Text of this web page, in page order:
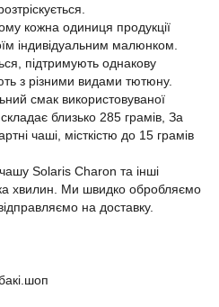
кожна одиниця продукції
індивідуальним малюнком.
підтримують однакову
з різними видами тютюну.
смак використовуваної
близько 285 грамів, За
чаші, місткістю до 15 грамів
Solaris Charon та інші
хвилин. Ми швидко обробляємо
на доставку.